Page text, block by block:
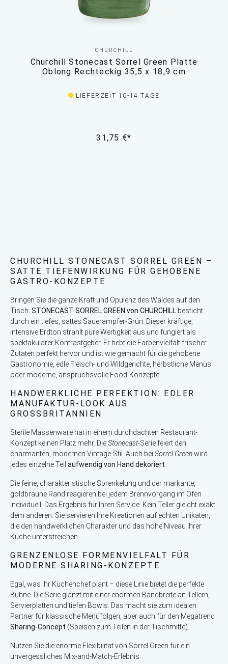
CHURCHILL
Churchill Stonecast Sorrel Green Platte
Oblong Rechteckig 35,5 x 18,9 cm
LIEFERZEIT 10-14 TAGE
31,75 €*
CHURCHILL STONECAST SORREL GREEN –
SATTE TIEFENWIRKUNG FÜR GEHOBENE
GASTRO-KONZEPTE
Bringen Sie die ganze Kraft und Opulenz des Waldes auf den
Tisch: STONECAST SORREL GREEN von CHURCHILL besticht
durch ein tiefes, sattes Sauerampfer-Grün. Dieser kräftige,
intensive Erdton strahlt pure Wertigkeit aus und fungiert als
spektakulärer Kontrastgeber. Er hebt die Farbenvielfalt frischer
Zutaten perfekt hervor und ist wie gemacht für die gehobene
Gastronomie, edle Fleisch- und Wildgerichte, herbstliche Menüs
oder moderne, anspruchsvolle Food-Konzepte.
HANDWERKLICHE PERFEKTION: EDLER
MANUFAKTUR-LOOK AUS
GROSSBRITANNIEN
Sterile Massenware hat in einem durchdachten Restaurant-
Konzept keinen Platz mehr. DieStonecast-Serie feiert den
charmanten, modernen Vintage-Stil. Auch bei Sorrel Greenwird
jedes einzelne Teil aufwendig von Hand dekoriert
Die feine, charakteristische Sprenkelung und der markante,
goldbraune Rand reagieren bei jedem Brennvorgang im Ofen
individuell. Das Ergebnis für Ihren Service: Kein Teller gleicht exakt
dem anderen. Sie servieren Ihre Kreationen auf echten Unikaten,
die den handwerklichen Charakter und das hohe Niveau Ihrer
Küche unterstreichen.
GRENZENLOSE FORMENVIELFALT FÜR
MODERNE SHARING-KONZEPTE
Egal, was Ihr Küchenchef plant – diese Linie bietet die perfekte
Bühne. Die Serie glänzt mit einer enormen Bandbreite an Tellern,
Servierplatten und tiefen Bowls. Das macht sie zum idealen
Partner für klassische Menüfolgen, aber auch für den Megatrend
Sharing-Concept (Speisen zum Teilen in der Tischmitte).
Nutzen Sie die enorme Flexibilität von Sorrel Green für ein
unvergessliches Mix-and-Match-Erlebnis: